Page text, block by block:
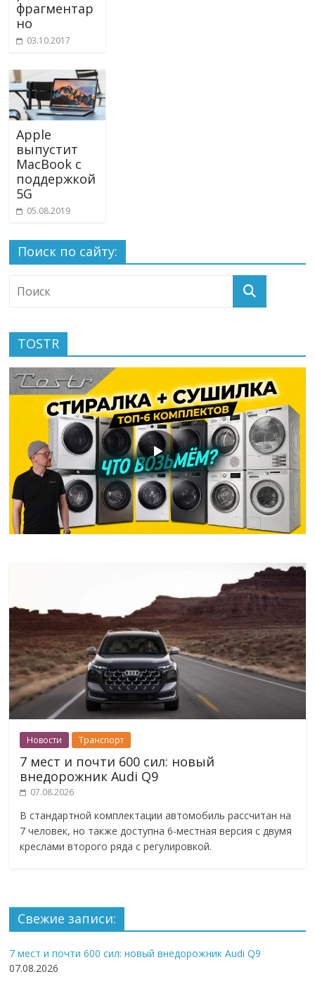
фрагментар
но
03.10.2017
Apple
выпустит
MacBook с
поддержкой
5G
05.08.2019
Поиск по сайту:
TOSTR
Новости Транспорт
7 мест и почти 600 сил: новый
внедорожник Audi Q9
07.08.2026
В стандартной комплектации автомобиль рассчитан на
7 человек, но также доступна 6-местная версия с двумя
креслами второго ряда с регулировкой.
Свежие записи:
7 мест и почти 600 сил: новый внедорожник Audi Q9
07.08.2026